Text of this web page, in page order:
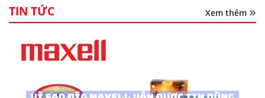
TIN TỨC Xem thêm